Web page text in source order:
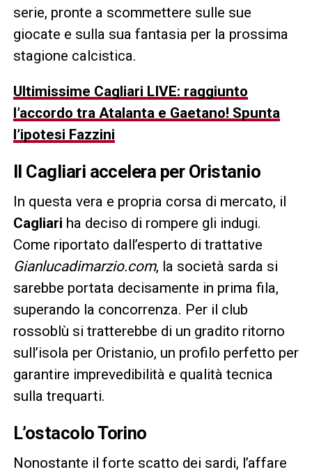
serie, pronte a scommettere sulle sue
giocate e sulla sua fantasia per la prossima
stagione calcistica.
Ultimissime Cagliari LIVE: raggiunto
l’accordo tra Atalanta e Gaetano! Spunta
l’ipotesi Fazzini
Il Cagliari accelera per Oristanio
In questa vera e propria corsa di mercato, il
Cagliari ha deciso di rompere gli indugi.
Come riportato dall’esperto di trattative
Gianlucadimarzio.com, la società sarda si
sarebbe portata decisamente in prima fila,
superando la concorrenza. Per il club
rossoblù si tratterebbe di un gradito ritorno
sull’isola per Oristanio, un profilo perfetto per
garantire imprevedibilità e qualità tecnica
sulla trequarti.
L’ostacolo Torino
Nonostante il forte scatto dei sardi, l’affare